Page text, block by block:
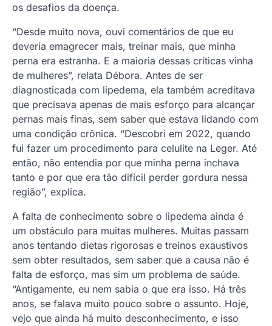
os desafios da doença.
“Desde muito nova, ouvi comentários de que eu
deveria emagrecer mais, treinar mais, que minha
perna era estranha. E a maioria dessas críticas vinha
de mulheres”, relata Débora. Antes de ser
diagnosticada com lipedema, ela também acreditava
que precisava apenas de mais esforço para alcançar
pernas mais finas, sem saber que estava lidando com
uma condição crônica. “Descobri em 2022, quando
fui fazer um procedimento para celulite na Leger. Até
então, não entendia por que minha perna inchava
tanto e por que era tão difícil perder gordura nessa
região”, explica.
A falta de conhecimento sobre o lipedema ainda é
um obstáculo para muitas mulheres. Muitas passam
anos tentando dietas rigorosas e treinos exaustivos
sem obter resultados, sem saber que a causa não é
falta de esforço, mas sim um problema de saúde.
“Antigamente, eu nem sabia o que era isso. Há três
anos, se falava muito pouco sobre o assunto. Hoje,
vejo que ainda há muito desconhecimento, e isso